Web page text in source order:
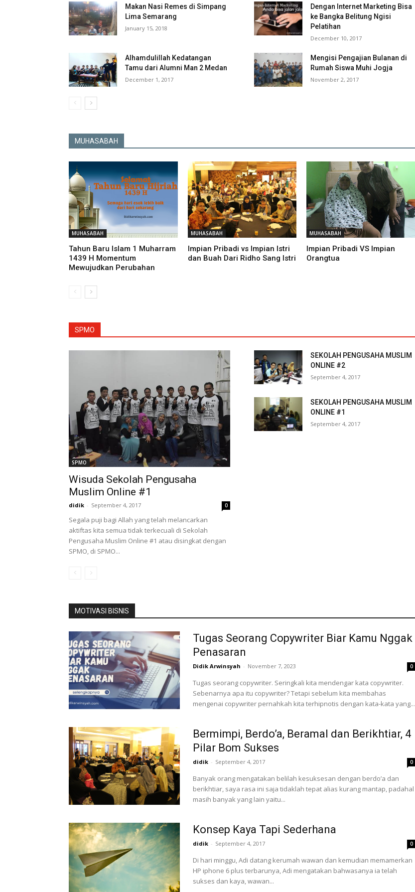
Makan Nasi Remes di Simpang
Lima Semarang
January 15, 2018
Dengan Internet Marketing Bisa
ke Bangka Belitung Ngisi
Pelatihan
December 10, 2017
Alhamdulillah Kedatangan
Tamu dari Alumni Man 2 Medan
December 1, 2017
Mengisi Pengajian Bulanan di
Rumah Siswa Muhi Jogja
November 2, 2017
MUHASABAH
MUHASABAH
Tahun Baru Islam 1 Muharram
1439 H Momentum
Mewujudkan Perubahan
MUHASABAH
Impian Pribadi vs Impian Istri
dan Buah Dari Ridho Sang Istri
MUHASABAH
Impian Pribadi VS Impian
Orangtua
SPMO
SPMO
Wisuda Sekolah Pengusaha
Muslim Online #1
didik - September 4, 2017 0
Segala puji bagi Allah yang telah melancarkan
aktiftas kita semua tidak terkecuali di Sekolah
Pengusaha Muslim Online #1 atau disingkat dengan
SPMO, di SPMO...
SEKOLAH PENGUSAHA MUSLIM
ONLINE #2
September 4, 2017
SEKOLAH PENGUSAHA MUSLIM
ONLINE #1
September 4, 2017
MOTIVASI BISNIS
Tugas Seorang Copywriter Biar Kamu Nggak
Penasaran
Didik Arwinsyah - November 7, 2023 0
Tugas seorang copywriter. Seringkali kita mendengar kata copywriter.
Sebenarnya apa itu copywriter? Tetapi sebelum kita membahas
mengenai copywriter pernahkah kita terhipnotis dengan kata-kata yang...
Bermimpi, Berdo’a, Beramal dan Berikhtiar, 4
Pilar Bom Sukses
didik - September 4, 2017 0
Banyak orang mengatakan belilah kesuksesan dengan berdo’a dan
berikhtiar, saya rasa ini saja tidaklah tepat alias kurang mantap, padahal
masih banyak yang lain yaitu...
Konsep Kaya Tapi Sederhana
didik - September 4, 2017 0
Di hari minggu, Adi datang kerumah wawan dan kemudian memamerkan
HP iphone 6 plus terbarunya, Adi mengatakan bahwasanya ia telah
sukses dan kaya, wawan...